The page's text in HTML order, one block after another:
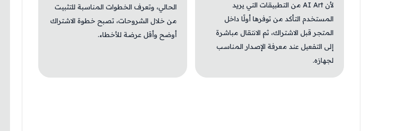
لأن AI Art من التطبيقات التي يريد
المستخدم التأكد من توفرها أولًا داخل
المتجر قبل الاشتراك، ثم الانتقال مباشرة
إلى التفعيل عند معرفة الإصدار المناسب
لجهازه.
الحالي، وتعرف الخطوات المناسبة للتثبيت
من خلال الشروحات، تصبح خطوة الاشتراك
أوضح وأقل عرضة للأخطاء.